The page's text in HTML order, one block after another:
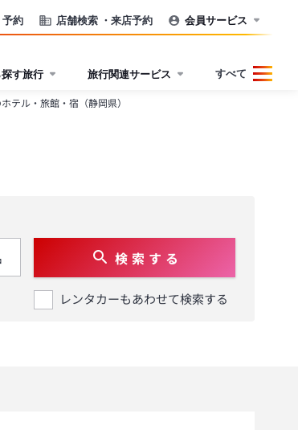
予約 店舗検索 ・来店予約 会員サービス
す旅行 旅行関連サービス すべて
テル・旅館・宿（静岡県）
検 索 す る
レンタカーもあわせて検索する